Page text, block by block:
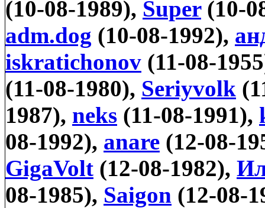
(10-08-1989), Super(10-
adm.dog (10-08-1992),
iskratichonov (11-08-
(11-08-1980), Seriyvolk
1987), neks (11-08-1991),
08-1992), anare (12-08-
GigaVolt (12-08-1982),
08-1985), Saigon (12-08-